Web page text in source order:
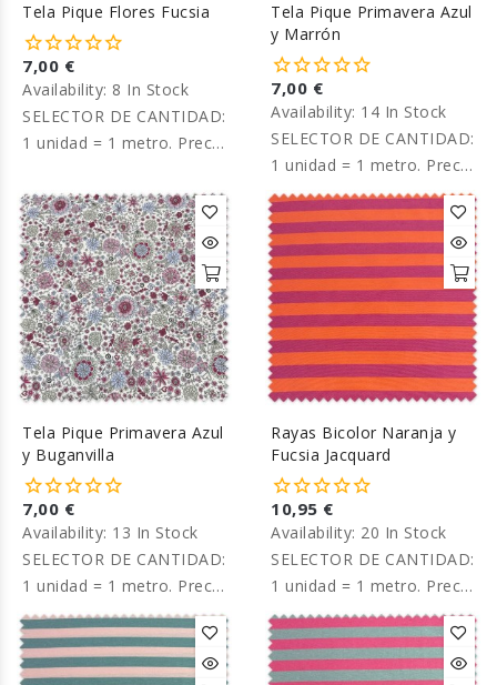
Tela Pique Flores Fucsia
7,00 €
Availability: 8 In Stock
SELECTOR DE CANTIDAD:
1 unidad = 1 metro. Precio
Tela Pique Primavera Azul
y Marrón
7,00 €
Availability: 14 In Stock
SELECTOR DE CANTIDAD:
1 unidad = 1 metro. Precio
por metro.
Tela Pique Primavera Azul
y Buganvilla
7,00 €
Availability: 13 In Stock
SELECTOR DE CANTIDAD:
1 unidad = 1 metro. Precio
por metro.
Rayas Bicolor Naranja y
Fucsia Jacquard
10,95 €
Availability: 20 In Stock
SELECTOR DE CANTIDAD:
1 unidad = 1 metro. Precio
por metro.